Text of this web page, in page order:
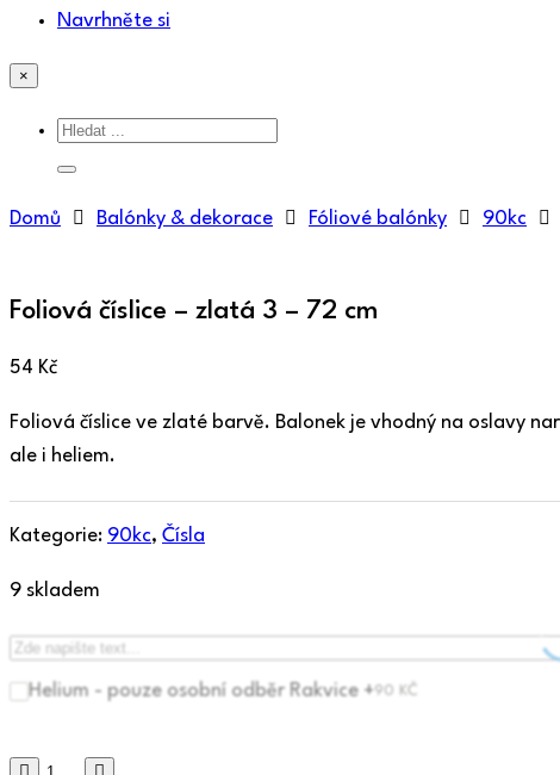
Navrhněte si
×
Domů Balónky & dekorace Fóliové balónky 90kc
Foliová číslice – zlatá 3 – 72 cm
54 Kč
Foliová číslice ve zlaté barvě. Balonek je vhodný na oslavy
ale i heliem.
Kategorie: 90kc, Čísla
9 skladem
Helium - pouze osobní odběr Rakvice +90 KČ